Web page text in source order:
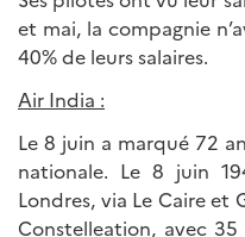
et mai, la compagnie
40% de leurs salaires.
Air India :
Le 8 juin a marqué 72
nationale. Le 8 juin
Londres, via Le Caire et
Constelleation, avec